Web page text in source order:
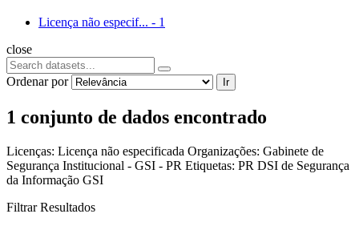
Licença não especif... - 1
close
Ordenar por Ir
1 conjunto de dados encontrado
Licenças: Licença não especificada Organizações: Gabinete de
Segurança Institucional - GSI - PR Etiquetas: PR DSI de Segurança
da Informação GSI
Filtrar Resultados